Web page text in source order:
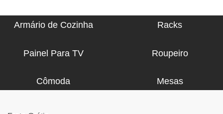
Armário de Cozinha Racks
Painel Para TV Roupeiro
Cômoda Mesas